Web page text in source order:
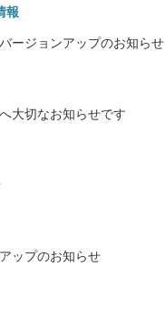
報
ージョンアップのお知らせ
大切なお知らせです
ップのお知らせ